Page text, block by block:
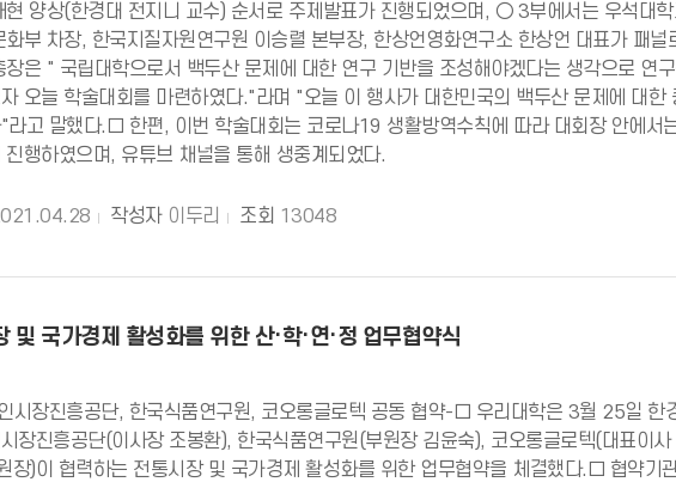
현 양상(한경대 전지니 교수) 순서로 주제발표가 진행되었으며, ○ 3부에서는 우석대
화부 차장, 한국지질자원연구원 이승렬 본부장, 한상언영화연구소 한상언 대표가 패
장은 " 국립대학으로서 백두산 문제에 대한 연구 기반을 조성해야겠다는 생각으로 연
오늘 학술대회를 마련하였다."라며 "오늘 이 행사가 대한민국의 백두산 문제에 대
라고 말했다.□ 한편, 이번 학술대회는 코로나19 생활방역수칙에 따라 대회장 안에서
진행하였으며, 유튜브 채널을 통해 생중계되었다.
작성자 이두리 조회 13048
및 국가경제 활성화를 위한 산·학·연·정 업무협약식
시장진흥공단, 한국식품연구원, 코오롱글로텍 공동 협약-□ 우리대학은 3월 25일 한
장진흥공단(이사장 조봉환), 한국식품연구원(부원장 김윤숙), 코오롱글로텍(대표이
장)이 협력하는 전통시장 및 국가경제 활성화를 위한 업무협약을 체결했다.□ 협약기